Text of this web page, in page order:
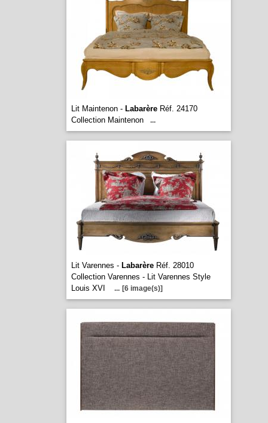
Lit Maintenon - LabarèreRéf. 24170
Collection Maintenon
...
Lit Varennes - LabarèreRéf. 28010
Collection Varennes - Lit Varennes Style
Louis XVI
... [6 image(s)]